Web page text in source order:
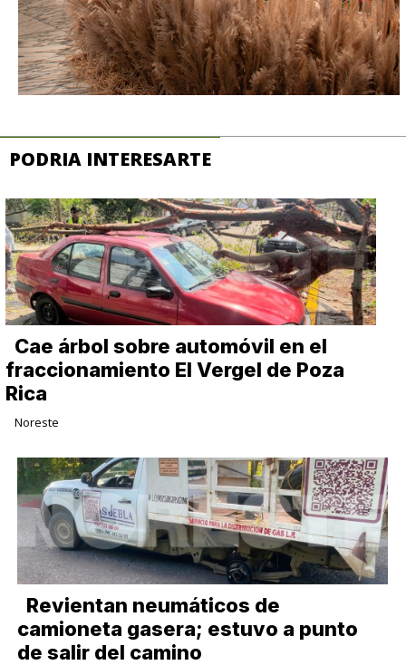
PODRIA INTERESARTE
Cae árbol sobre automóvil en el
fraccionamiento El Vergel de Poza
Rica
Noreste
Revientan neumáticos de
camioneta gasera; estuvo a punto
de salir del camino